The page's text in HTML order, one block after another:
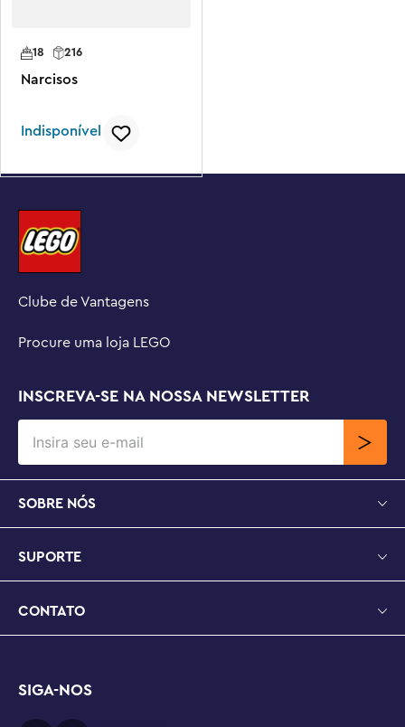
18 216
Narcisos
Indisponível
Clube de Vantagens
Procure uma loja LEGO
INSCREVA-SE NA NOSSA NEWSLETTER
SOBRE NÓS
SUPORTE
CONTATO
SIGA-NOS